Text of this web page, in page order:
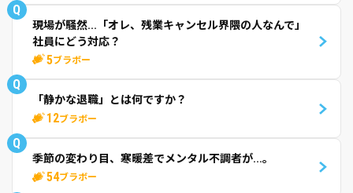
Q
現場が騒然...「オレ、残業キャンセル界隈の人なんで」
社員にどう対応？
5ブラボー
Q
「静かな退職」とは何ですか？
12ブラボー
Q
季節の変わり目、寒暖差でメンタル不調者が...。
54ブラボー